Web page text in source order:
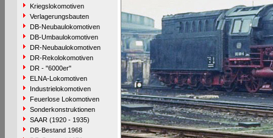
Kriegslokomotiven
Verlagerungsbauten
DB-Neubaulokomotiven
DB-Umbaulokomotiven
DR-Neubaulokomotiven
DR-Rekolokomotiven
DR - "6000er"
ELNA-Lokomotiven
Industrielokomotiven
Feuerlose Lokomotiven
Sonderkonstruktionen
SAAR (1920 - 1935)
DB-Bestand 1968